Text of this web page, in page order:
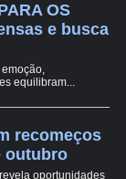
OS
e busca
equilibram...
recomeços
outubro
oportunidades